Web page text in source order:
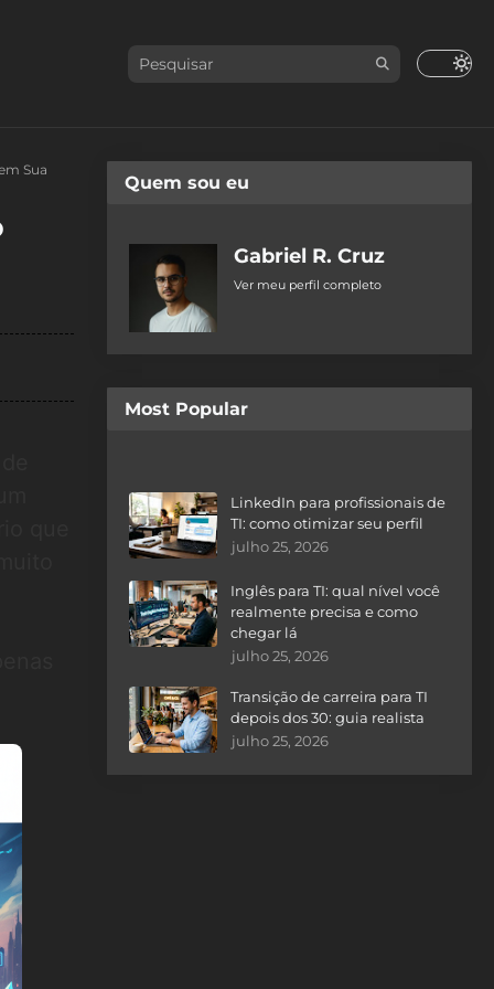
Sua
Quem sou eu
Gabriel R. Cruz
Ver meu perfil completo
Most Popular
LinkedIn para profissionais de
TI: como otimizar seu perfil
julho 25, 2026
Inglês para TI: qual nível você
realmente precisa e como
chegar lá
julho 25, 2026
Transição de carreira para TI
depois dos 30: guia realista
julho 25, 2026